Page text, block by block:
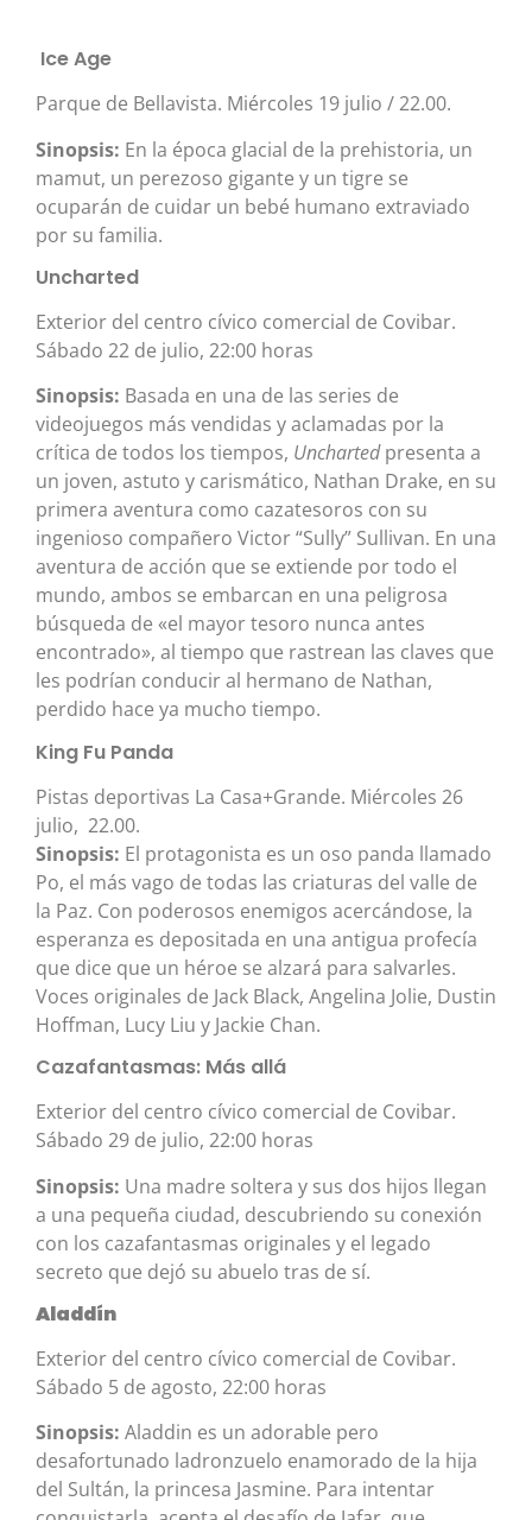
Ice Age
Parque de Bellavista. Miércoles 19 julio / 22.00.
Sinopsis: En la época glacial de la prehistoria, un
mamut, un perezoso gigante y un tigre se
ocuparán de cuidar un bebé humano extraviado
por su familia.
Uncharted
Exterior del centro cívico comercial de Covibar.
Sábado 22 de julio, 22:00 horas
Sinopsis: Basada en una de las series de
videojuegos más vendidas y aclamadas por la
crítica de todos los tiempos, Unchartedpresenta a
un joven, astuto y carismático, Nathan Drake, en su
primera aventura como cazatesoros con su
ingenioso compañero Victor “Sully” Sullivan. En una
aventura de acción que se extiende por todo el
mundo, ambos se embarcan en una peligrosa
búsqueda de «el mayor tesoro nunca antes
encontrado», al tiempo que rastrean las claves que
les podrían conducir al hermano de Nathan,
perdido hace ya mucho tiempo.
King Fu Panda
Pistas deportivas La Casa+Grande. Miércoles 26
julio, 22.00.
Sinopsis: El protagonista es un oso panda llamado
Po, el más vago de todas las criaturas del valle de
la Paz. Con poderosos enemigos acercándose, la
esperanza es depositada en una antigua profecía
que dice que un héroe se alzará para salvarles.
Voces originales de Jack Black, Angelina Jolie, Dustin
Hoffman, Lucy Liu y Jackie Chan.
Cazafantasmas: Más allá
Exterior del centro cívico comercial de Covibar.
Sábado 29 de julio, 22:00 horas
Sinopsis: Una madre soltera y sus dos hijos llegan
a una pequeña ciudad, descubriendo su conexión
con los cazafantasmas originales y el legado
secreto que dejó su abuelo tras de sí.
Aladdín
Exterior del centro cívico comercial de Covibar.
Sábado 5 de agosto, 22:00 horas
Sinopsis: Aladdin es un adorable pero
desafortunado ladronzuelo enamorado de la hija
del Sultán, la princesa Jasmine. Para intentar